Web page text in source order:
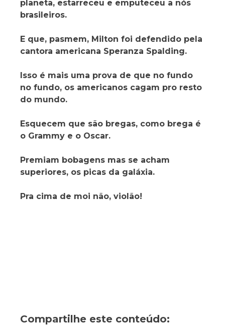
planeta, estarreceu e emputeceu a nós
brasileiros.
E que, pasmem, Milton foi defendido pela
cantora americana Speranza Spalding.
Isso é mais uma prova de que no fundo
no fundo, os americanos cagam pro resto
do mundo.
Esquecem que são bregas, como brega é
o Grammy e o Oscar.
Premiam bobagens mas se acham
superiores, os picas da galáxia.
Pra cima de moi não, violão!
Compartilhe este conteúdo: